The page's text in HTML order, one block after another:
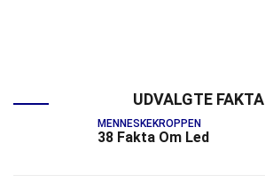
UDVALGTE FAKTA
MENNESKEKROPPEN
38 Fakta Om Led